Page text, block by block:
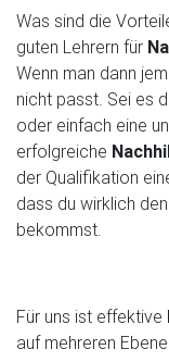
Was sind die
guten Lehrern für
Wenn man dann
nicht passt. Sei es
oder einfach eine
erfolgreiche
der Qualifikation
dass du wirklich
bekommst.
Für uns ist effektive
auf mehreren